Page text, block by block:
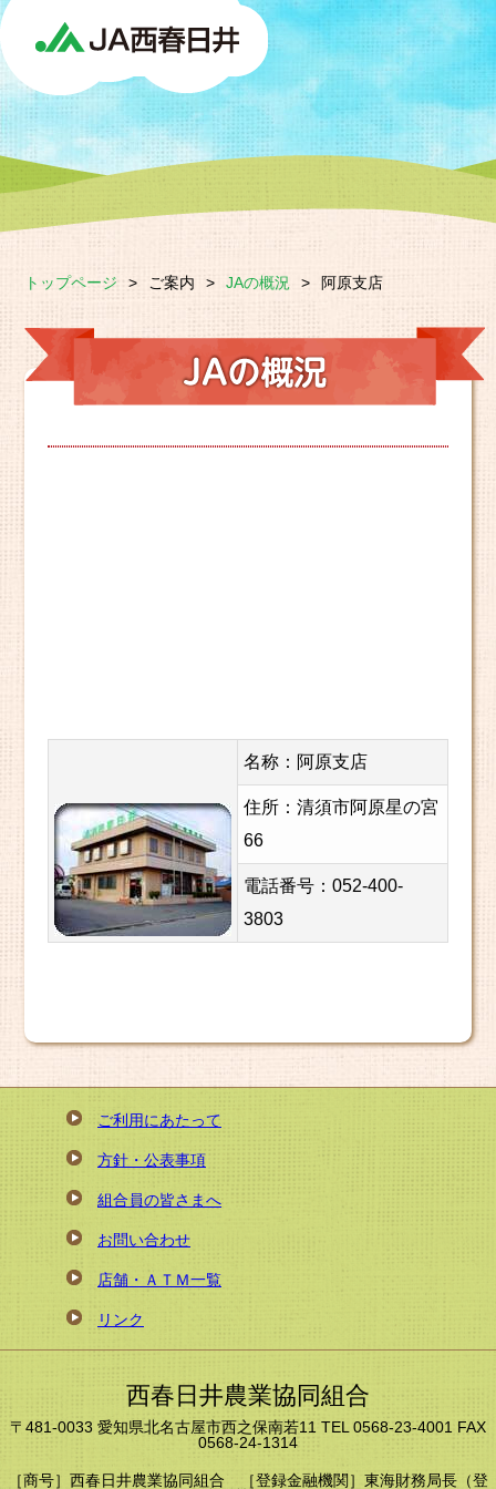
トップページ > ご案内 > JAの概況 > 阿原支店
名称：阿原支店
住所：清須市阿原星の宮
66
電話番号：052-400-
3803
ご利用にあたって
方針・公表事項
組合員の皆さまへ
お問い合わせ
店舗・ＡＴＭ一覧
リンク
西春日井農業協同組合
〒481-0033 愛知県北名古屋市西之保南若11 TEL 0568-23-4001 FAX
0568-24-1314
［商号］西春日井農業協同組合 ［登録金融機関］東海財務局長（登